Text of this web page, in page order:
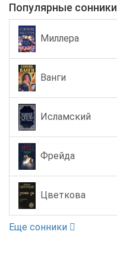
Популярные сонники
Миллера
Ванги
Исламский
Фрейда
Цветкова
Еще сонники